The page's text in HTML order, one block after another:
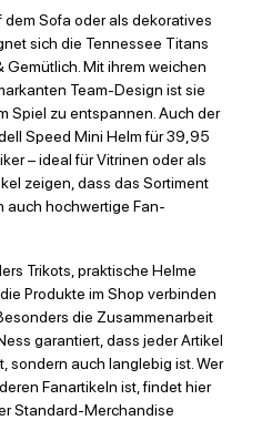
Sofa oder als dekoratives
sich die Tennessee Titans
Gemütlich. Mit ihrem weichen
Team-Design ist sie
Spiel zu entspannen. Auch der
Speed Mini Helm für 39,95
– ideal für Vitrinen oder als
zeigen, dass das Sortiment
auch hochwertige Fan-
Trikots, praktische Helme
Produkte im Shop verbinden
die Zusammenarbeit
garantiert, dass jeder Artikel
sondern auch langlebig ist. Wer
Fanartikeln ist, findet hier
Standard-Merchandise